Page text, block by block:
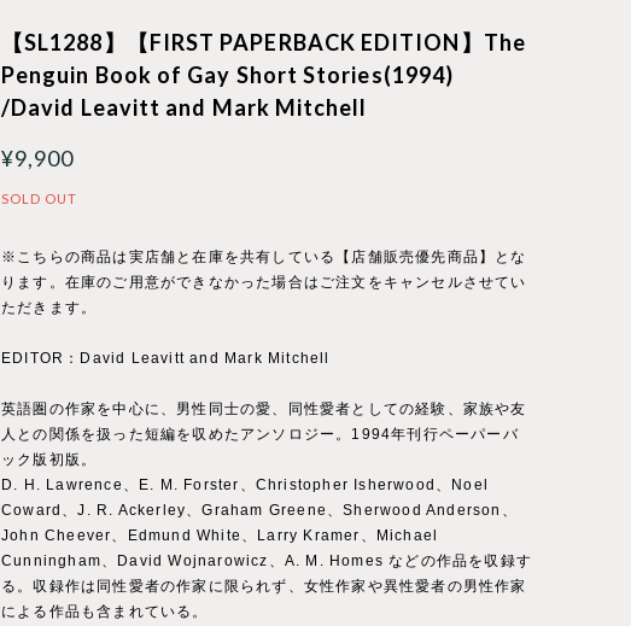
【SL1288】【FIRST PAPERBACK EDITION】The
Penguin Book of Gay Short Stories(1994)
/David Leavitt and Mark Mitchell
¥9,900
SOLD OUT
※こちらの商品は実店舗と在庫を共有している【店舗販売優先商品】とな
ります。在庫のご用意ができなかった場合はご注文をキャンセルさせてい
ただきます。
EDITOR：David Leavitt and Mark Mitchell
英語圏の作家を中心に、男性同士の愛、同性愛者としての経験、家族や友
人との関係を扱った短編を収めたアンソロジー。1994年刊行ペーパーバ
ック版初版。
D. H. Lawrence、E. M. Forster、Christopher Isherwood、Noel
Coward、J. R. Ackerley、Graham Greene、Sherwood Anderson、
John Cheever、Edmund White、Larry Kramer、Michael
Cunningham、David Wojnarowicz、A. M. Homes などの作品を収録す
る。収録作は同性愛者の作家に限られず、女性作家や異性愛者の男性作家
による作品も含まれている。